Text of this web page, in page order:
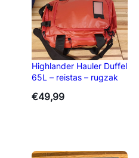
Highlander Hauler Duffel
65L – reistas – rugzak
€49,99